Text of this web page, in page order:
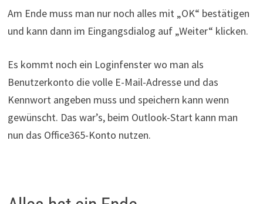
Am Ende muss man nur noch alles mit „OK“ bestätigen
und kann dann im Eingangsdialog auf „Weiter“ klicken.
Es kommt noch ein Loginfenster wo man als
Benutzerkonto die volle E-Mail-Adresse und das
Kennwort angeben muss und speichern kann wenn
gewünscht. Das war’s, beim Outlook-Start kann man
nun das Office365-Konto nutzen.